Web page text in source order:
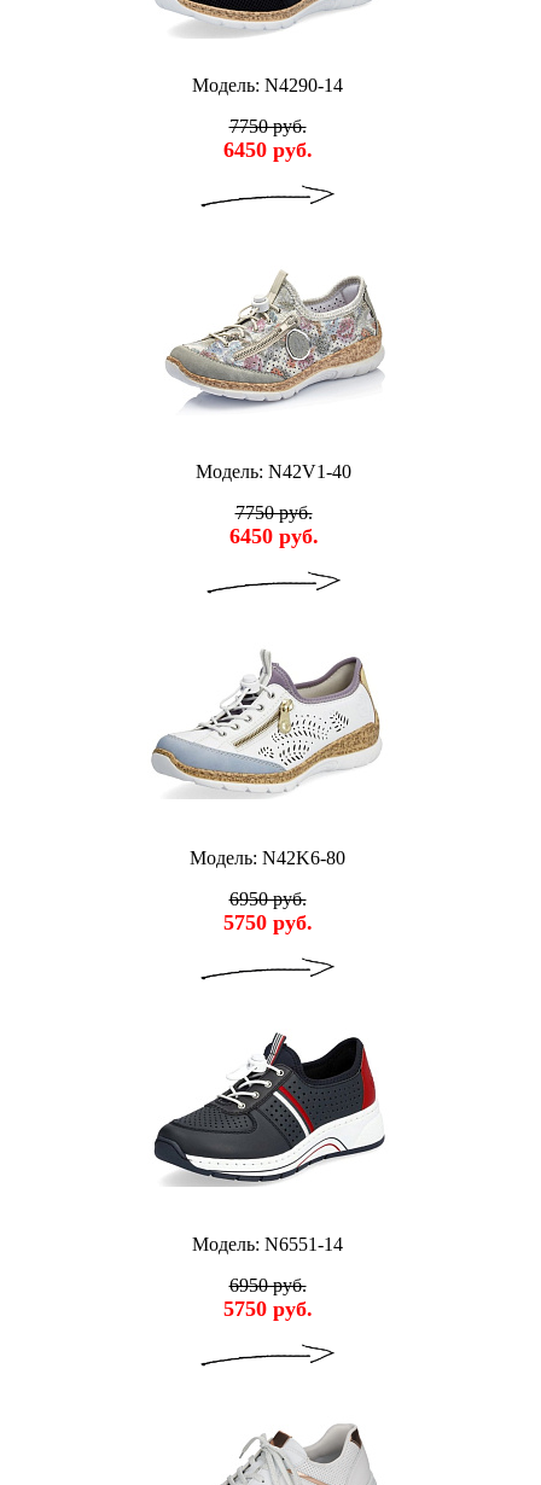
Модель: N4290-14
7750 руб.
6450 руб.
Модель: N42V1-40
7750 руб.
6450 руб.
Модель: N42K6-80
6950 руб.
5750 руб.
Модель: N6551-14
6950 руб.
5750 руб.